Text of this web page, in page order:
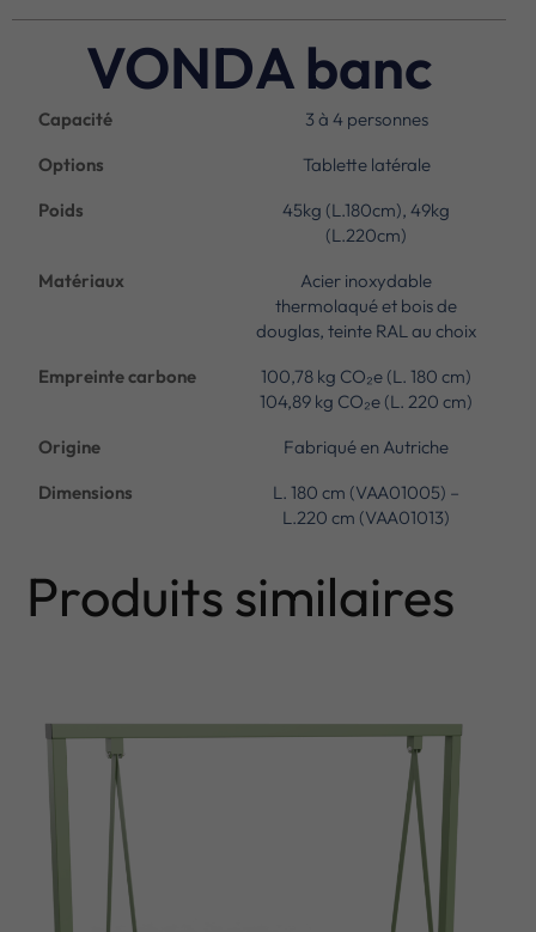
VONDA banc
Capacité
3 à 4 personnes
Options
Tablette latérale
Poids
45kg (L.180cm), 49kg
(L.220cm)
Matériaux
Acier inoxydable
thermolaqué et bois de
douglas, teinte RAL au choix
Empreinte carbone
100,78 kg CO₂e (L. 180 cm)
104,89 kg CO₂e (L. 220 cm)
Origine
Fabriqué en Autriche
Dimensions
L. 180 cm (VAA01005) –
L.220 cm (VAA01013)
Produits similaires